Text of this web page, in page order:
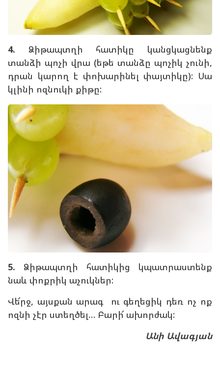
4. Ձիթապտղի հատիկը կանցկացնենք
տանձի պոչի վրա (եթե տանձը պոչիկ չունի,
դրան կարող է փոխարինել փայտիկը): Սա
կլինի ոզնուկի քիթը:
5. Ձիթապտղի հատիկից կպատրաստենք
նաև փոքրիկ աչուկներ:
Վե՜րջ, այսքան արագ ու գեղեցիկ դեռ ոչ ոք
ոզնի չէր ստեղծել… Բարի՜ ախորժակ:
Անի Ավագյան